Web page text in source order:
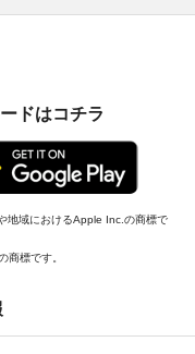
ドはコチラ
地域におけるApple Inc.の商標で
標です。